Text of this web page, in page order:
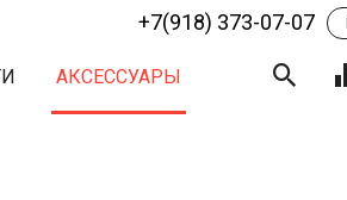
+7(918) 373-07-07
АКСЕССУАРЫ